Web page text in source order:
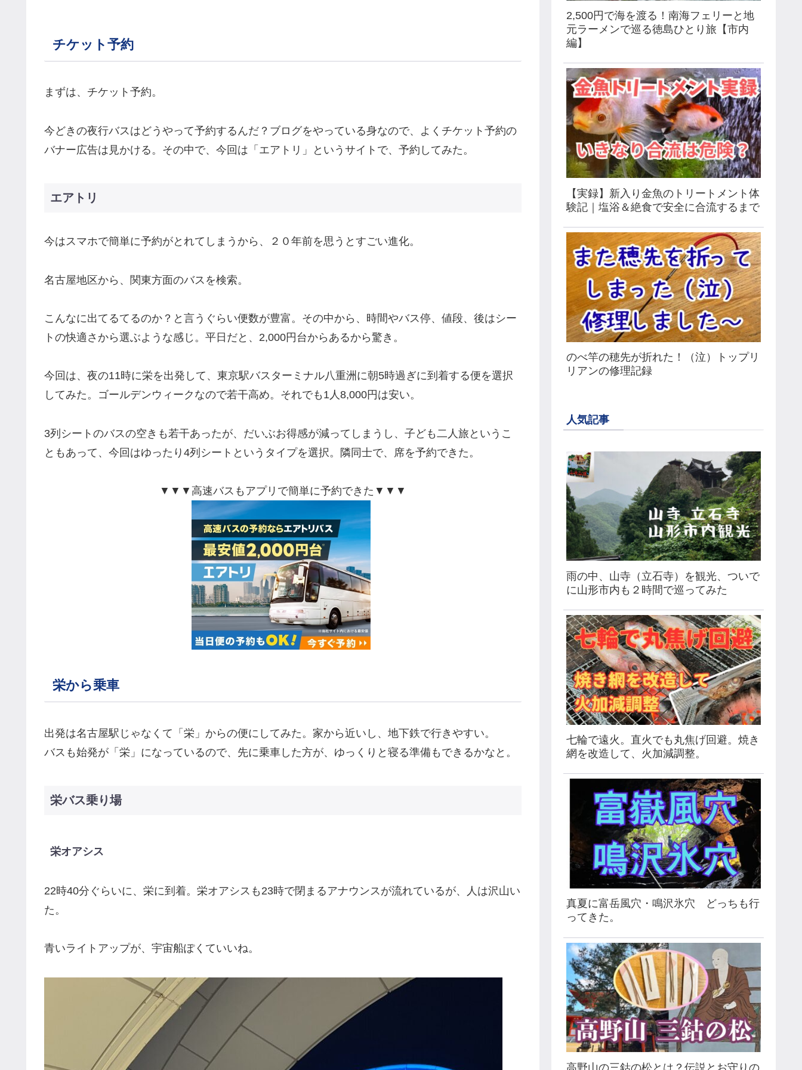
チケット予約
まずは、チケット予約。
今どきの夜行バスはどうやって予約するんだ？ブログをやっている身なので、よくチケット予約の
バナー広告は見かける。その中で、今回は「エアトリ」というサイトで、予約してみた。
エアトリ
今はスマホで簡単に予約がとれてしまうから、２０年前を思うとすごい進化。
名古屋地区から、関東方面のバスを検索。
こんなに出てるてるのか？と言うぐらい便数が豊富。その中から、時間やバス停、値段、後はシー
トの快適さから選ぶような感じ。平日だと、2,000円台からあるから驚き。
今回は、夜の11時に栄を出発して、東京駅バスターミナル八重洲に朝5時過ぎに到着する便を選択
してみた。ゴールデンウィークなので若干高め。それでも1人8,000円は安い。
3列シートのバスの空きも若干あったが、だいぶお得感が減ってしまうし、子ども二人旅というこ
ともあって、今回はゆったり4列シートというタイプを選択。隣同士で、席を予約できた。
▼▼▼高速バスもアプリで簡単に予約できた▼▼▼
栄から乗車
出発は名古屋駅じゃなくて「栄」からの便にしてみた。家から近いし、地下鉄で行きやすい。
バスも始発が「栄」になっているので、先に乗車した方が、ゆっくりと寝る準備もできるかなと。
栄バス乗り場
栄オアシス
22時40分ぐらいに、栄に到着。栄オアシスも23時で閉まるアナウンスが流れているが、人は沢山い
た。
青いライトアップが、宇宙船ぽくていいね。
2,500円で海を渡る！南海フェリーと地
元ラーメンで巡る徳島ひとり旅【市内
編】
【実録】新入り金魚のトリートメント体
験記｜塩浴＆絶食で安全に合流するまで
のべ竿の穂先が折れた！（泣）トップリ
リアンの修理記録
人気記事
雨の中、山寺（立石寺）を観光、ついで
に山形市内も２時間で巡ってみた
七輪で遠火。直火でも丸焦げ回避。焼き
網を改造して、火加減調整。
真夏に富岳風穴・鳴沢氷穴 どっちも行
ってきた。
高野山の三鈷の松とは？伝説とお守りの